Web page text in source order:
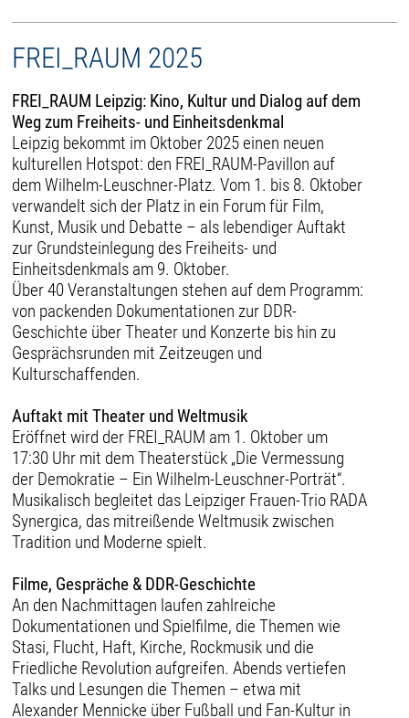
FREI_RAUM 2025
FREI_RAUM Leipzig: Kino, Kultur und Dialog auf dem
Weg zum Freiheits- und Einheitsdenkmal
Leipzig bekommt im Oktober 2025 einen neuen
kulturellen Hotspot: den FREI_RAUM-Pavillon auf
dem Wilhelm-Leuschner-Platz. Vom 1. bis 8. Oktober
verwandelt sich der Platz in ein Forum für Film,
Kunst, Musik und Debatte – als lebendiger Auftakt
zur Grundsteinlegung des Freiheits- und
Einheitsdenkmals am 9. Oktober.
Über 40 Veranstaltungen stehen auf dem Programm:
von packenden Dokumentationen zur DDR-
Geschichte über Theater und Konzerte bis hin zu
Gesprächsrunden mit Zeitzeugen und
Kulturschaffenden.
Auftakt mit Theater und Weltmusik
Eröffnet wird der FREI_RAUM am 1. Oktober um
17:30 Uhr mit dem Theaterstück „Die Vermessung
der Demokratie – Ein Wilhelm-Leuschner-Porträt“.
Musikalisch begleitet das Leipziger Frauen-Trio RADA
Synergica, das mitreißende Weltmusik zwischen
Tradition und Moderne spielt.
Filme, Gespräche & DDR-Geschichte
An den Nachmittagen laufen zahlreiche
Dokumentationen und Spielfilme, die Themen wie
Stasi, Flucht, Haft, Kirche, Rockmusik und die
Friedliche Revolution aufgreifen. Abends vertiefen
Talks und Lesungen die Themen – etwa mit
Alexander Mennicke über Fußball und Fan-Kultur in